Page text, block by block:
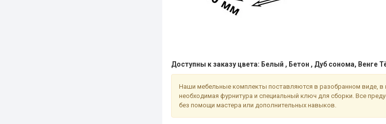
Доступны к заказу цвета: Белый , Бетон , Дуб сонома, Венге
Наши мебельные комплекты поставляются в разобранном виде, в
необходимая фурнитура и специальный ключ для сборки. Все
без помощи мастера или дополнительных навыков.